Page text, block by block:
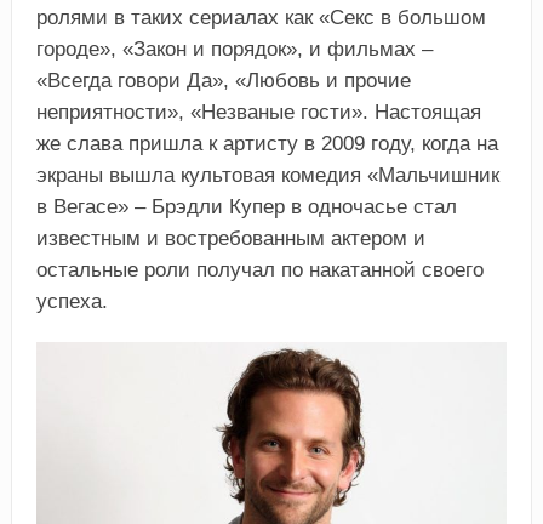
ролями в таких сериалах как «Секс в большом
городе», «Закон и порядок», и фильмах –
«Всегда говори Да», «Любовь и прочие
неприятности», «Незваные гости». Настоящая
же слава пришла к артисту в 2009 году, когда на
экраны вышла культовая комедия «Мальчишник
в Вегасе» – Брэдли Купер в одночасье стал
известным и востребованным актером и
остальные роли получал по накатанной своего
успеха.